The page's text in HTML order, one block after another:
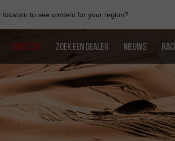
to see content for your region?
DIENSTEN ZOEK EEN DEALER NIEUWS